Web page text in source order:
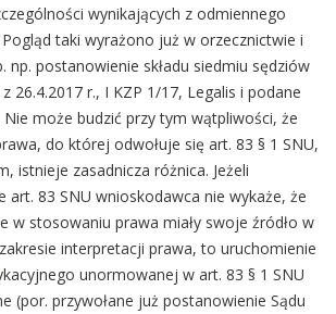
wynikających z odmiennego
taki wyrażono już w orzecznictwie i
np. postanowienie składu siedmiu sędziów
26.4.2017 r., I KZP 1/17, Legalis i podane
może budzić przy tym wątpliwości, że
do której odwołuje się art. 83 § 1 SNU,
istnieje zasadnicza różnica. Jeżeli
art. 83 SNU wnioskodawca nie wykaże, że
w stosowaniu prawa miały swoje źródło w
interpretacji prawa, to uruchomienie
unormowanej w art. 83 § 1 SNU
(por. przywołane już postanowienie Sądu